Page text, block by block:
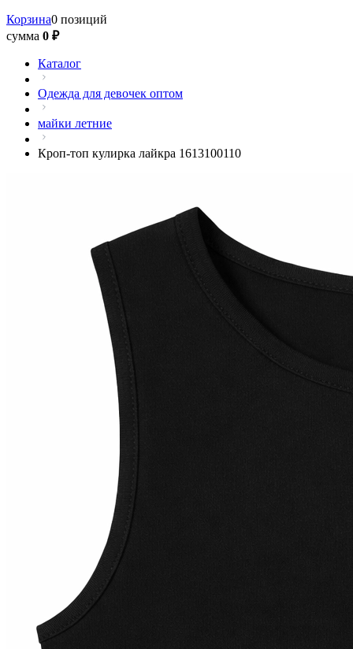
Корзина0 позиций
сумма 0 ₽
Каталог
Одежда для девочек оптом
майки летние
Кроп-топ кулирка лайкра 1613100110